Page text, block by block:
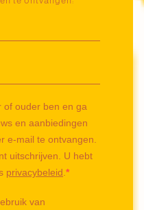
of ouder ben en ga
en aanbiedingen
e-mail te ontvangen.
uitschrijven. U hebt
privacybeleid
van